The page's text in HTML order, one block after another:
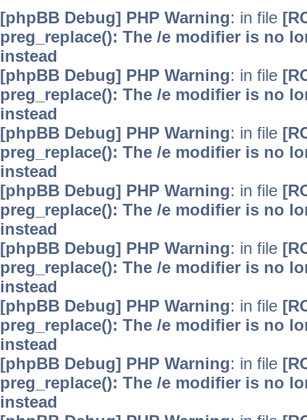
[phpBB Debug] PHP Warning: in file
preg_replace(): The /e modifier is no
instead
[phpBB Debug] PHP Warning: in file
preg_replace(): The /e modifier is no
instead
[phpBB Debug] PHP Warning: in file
preg_replace(): The /e modifier is no
instead
[phpBB Debug] PHP Warning: in file
preg_replace(): The /e modifier is no
instead
[phpBB Debug] PHP Warning: in file
preg_replace(): The /e modifier is no
instead
[phpBB Debug] PHP Warning: in file
preg_replace(): The /e modifier is no
instead
[phpBB Debug] PHP Warning: in file
preg_replace(): The /e modifier is no
instead